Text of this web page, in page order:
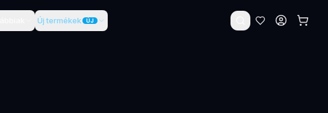
Új termékek ÚJ